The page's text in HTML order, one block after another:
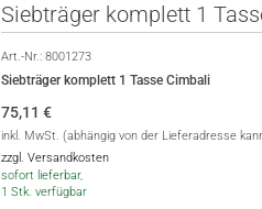
Siebträger komplett 1
Art.-Nr.: 8001273
Siebträger komplett 1 Tasse Cimbali
75,11 €
inkl. MwSt. (abhängig von der Lieferadresse
zzgl. Versandkosten
sofort lieferbar,
1 Stk. verfügbar